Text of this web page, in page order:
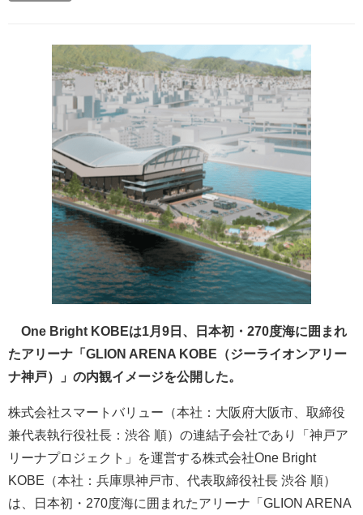
One Bright KOBEは1月9日、日本初・270度海に囲まれ
たアリーナ「GLION ARENA KOBE（ジーライオンアリー
ナ神戸）」の内観イメージを公開した。
株式会社スマートバリュー（本社：大阪府大阪市、取締役
兼代表執行役社長：渋谷 順）の連結子会社であり「神戸ア
リーナプロジェクト」を運営する株式会社One Bright
KOBE（本社：兵庫県神戸市、代表取締役社長 渋谷 順）
は、日本初・270度海に囲まれたアリーナ「GLION ARENA